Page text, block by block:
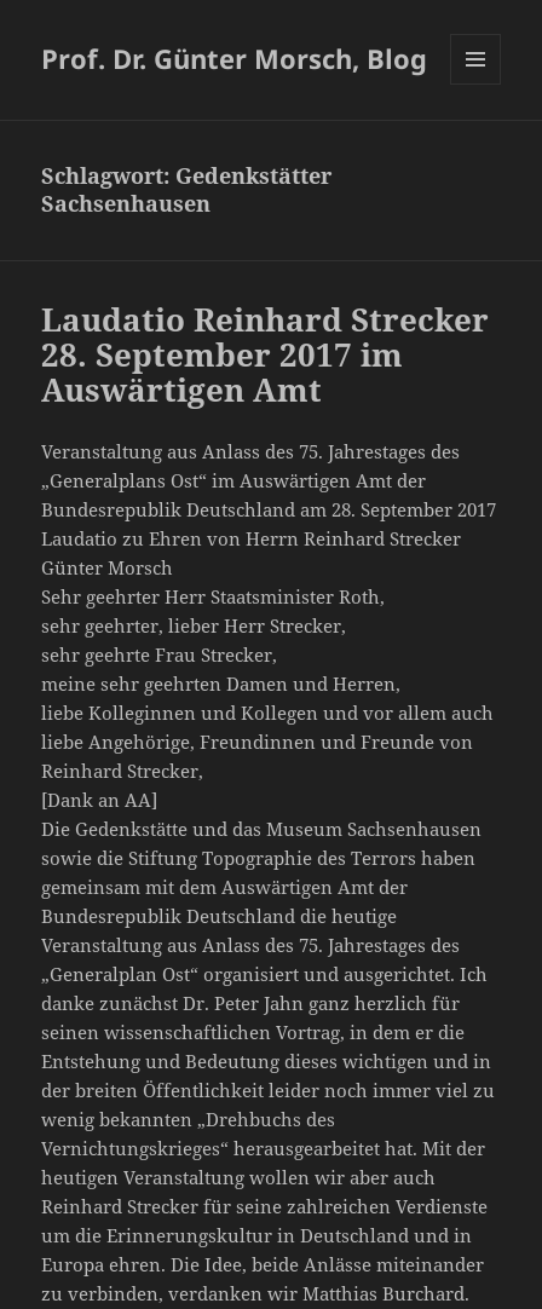
Prof. Dr. Günter Morsch, Blog
Schlagwort: Gedenkstätter
Sachsenhausen
Laudatio Reinhard Strecker
28. September 2017 im
Auswärtigen Amt
Veranstaltung aus Anlass des 75. Jahrestages des
„Generalplans Ost“ im Auswärtigen Amt der
Bundesrepublik Deutschland am 28. September 2017
Laudatio zu Ehren von Herrn Reinhard Strecker
Günter Morsch
Sehr geehrter Herr Staatsminister Roth,
sehr geehrter, lieber Herr Strecker,
sehr geehrte Frau Strecker,
meine sehr geehrten Damen und Herren,
liebe Kolleginnen und Kollegen und vor allem auch
liebe Angehörige, Freundinnen und Freunde von
Reinhard Strecker,
[Dank an AA]
Die Gedenkstätte und das Museum Sachsenhausen
sowie die Stiftung Topographie des Terrors haben
gemeinsam mit dem Auswärtigen Amt der
Bundesrepublik Deutschland die heutige
Veranstaltung aus Anlass des 75. Jahrestages des
„Generalplan Ost“ organisiert und ausgerichtet. Ich
danke zunächst Dr. Peter Jahn ganz herzlich für
seinen wissenschaftlichen Vortrag, in dem er die
Entstehung und Bedeutung dieses wichtigen und in
der breiten Öffentlichkeit leider noch immer viel zu
wenig bekannten „Drehbuchs des
Vernichtungskrieges“ herausgearbeitet hat. Mit der
heutigen Veranstaltung wollen wir aber auch
Reinhard Strecker für seine zahlreichen Verdienste
um die Erinnerungskultur in Deutschland und in
Europa ehren. Die Idee, beide Anlässe miteinander
zu verbinden, verdanken wir Matthias Burchard.